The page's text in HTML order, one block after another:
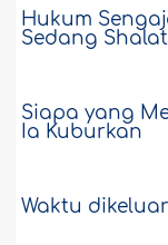
Hukum
Sedang
Siapa yang
Ia Kuburkan
Waktu